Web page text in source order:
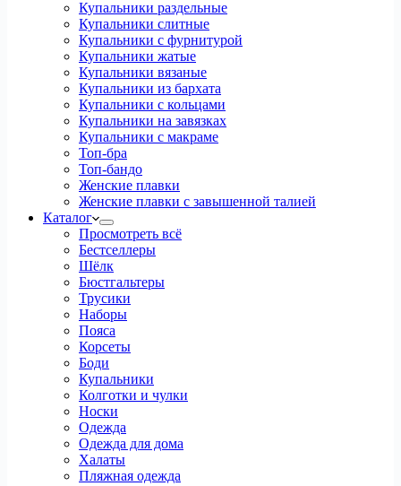
Купальники раздельные
Купальники слитные
Купальники с фурнитурой
Купальники жатые
Купальники вязаные
Купальники из бархата
Купальники с кольцами
Купальники на завязках
Купальники с макраме
Топ-бра
Топ-бандо
Женские плавки
Женские плавки с завышенной талией
Каталог
Просмотреть всё
Бестселлеры
Шёлк
Бюстгальтеры
Трусики
Наборы
Пояса
Корсеты
Боди
Купальники
Колготки и чулки
Носки
Одежда
Одежда для дома
Халаты
Пляжная одежда